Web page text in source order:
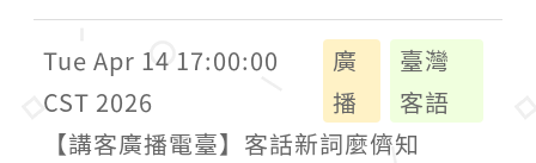
Tue Apr 14 17:00:00
CST 2026
廣
播
臺灣
客語
【講客廣播電臺】客話新詞麼儕知